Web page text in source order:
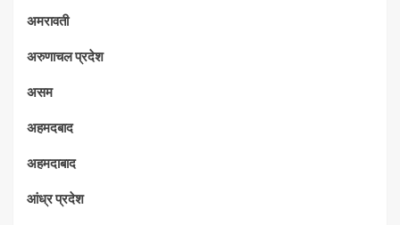
अमरावती
अरुणाचल प्रदेश
असम
अहमदबाद
अहमदाबाद
आंध्र प्रदेश